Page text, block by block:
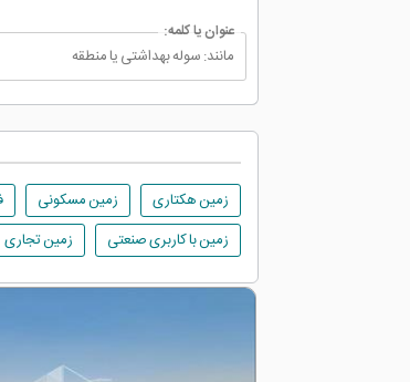
عنوان یا کلمه:
زمین هکتاری
زمین مسکونی
زمین با کاربری صنعتی
زمین تجاری